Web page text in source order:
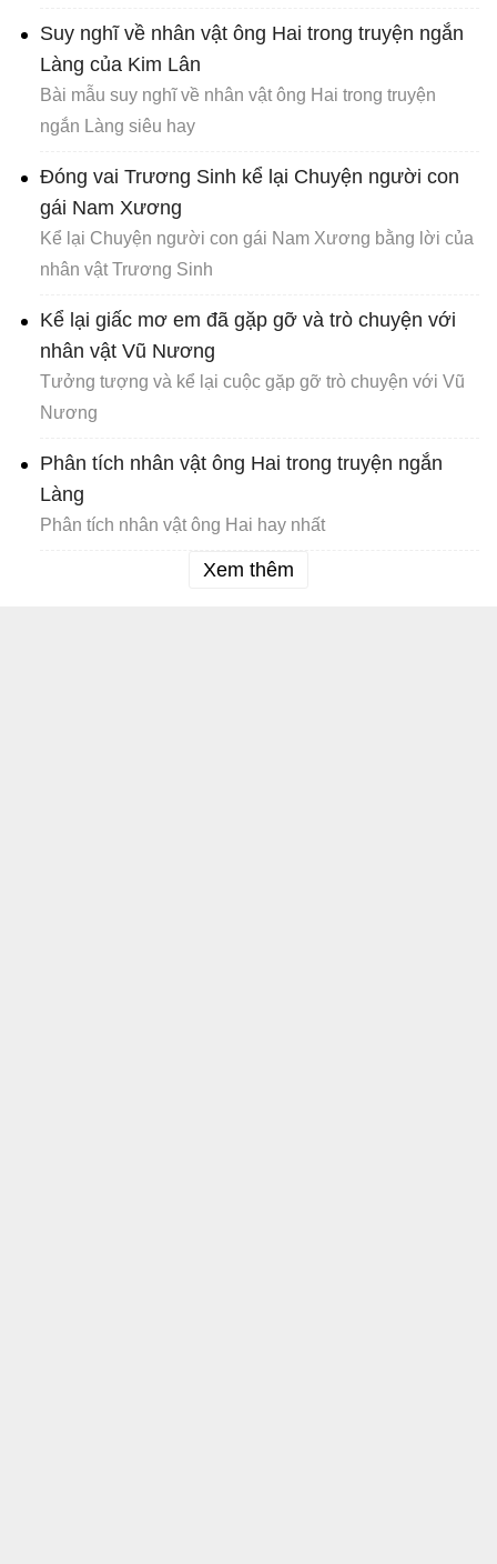
Suy nghĩ về nhân vật ông Hai trong truyện ngắn
Làng của Kim Lân
Bài mẫu suy nghĩ về nhân vật ông Hai trong truyện
ngắn Làng siêu hay
Đóng vai Trương Sinh kể lại Chuyện người con
gái Nam Xương
Kể lại Chuyện người con gái Nam Xương bằng lời của
nhân vật Trương Sinh
Kể lại giấc mơ em đã gặp gỡ và trò chuyện với
nhân vật Vũ Nương
Tưởng tượng và kể lại cuộc gặp gỡ trò chuyện với Vũ
Nương
Phân tích nhân vật ông Hai trong truyện ngắn
Làng
Phân tích nhân vật ông Hai hay nhất
Xem thêm